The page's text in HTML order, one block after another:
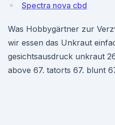
Spectra nova cbd
Was Hobbygärtner zur
wir essen das Unkraut
gesichtsausdruck unkraut
above 67. tatorts 67. blunt